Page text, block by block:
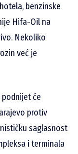
benzinske
Hifa-Oil na
Nekoliko
već je
podnijet će
protiv
saglasnost
i terminala